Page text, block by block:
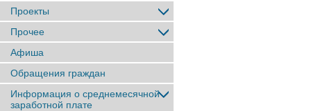
Проекты
Прочее
Афиша
Обращения граждан
Информация о среднемесячной
заработной плате